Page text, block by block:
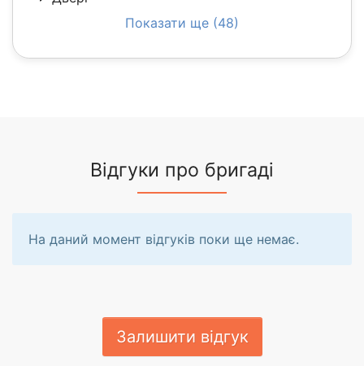
Показати ще (48)
Відгуки про бригаді
На даний момент відгуків поки ще немає.
Залишити відгук